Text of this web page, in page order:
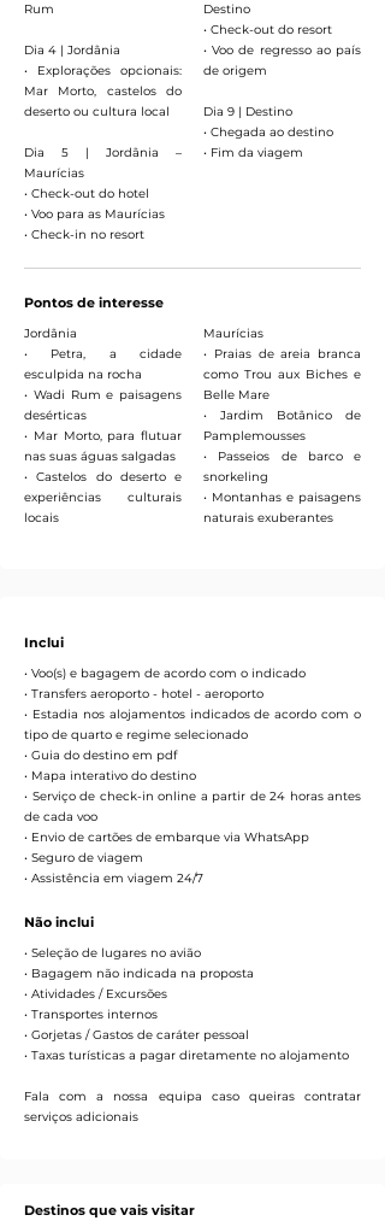
Rum
Dia 4 | Jordânia
• Explorações opcionais:
Mar Morto, castelos do
deserto ou cultura local
Dia 5 | Jordânia –
Maurícias
• Check-out do hotel
• Voo para as Maurícias
• Check-in no resort
Destino
• Check-out do resort
• Voo de regresso ao país
de origem
Dia 9 | Destino
• Chegada ao destino
• Fim da viagem
Pontos de interesse
Jordânia
• Petra, a cidade
esculpida na rocha
• Wadi Rum e paisagens
desérticas
• Mar Morto, para flutuar
nas suas águas salgadas
• Castelos do deserto e
experiências culturais
locais
Maurícias
• Praias de areia branca
como Trou aux Biches e
Belle Mare
• Jardim Botânico de
Pamplemousses
• Passeios de barco e
snorkeling
• Montanhas e paisagens
naturais exuberantes
Inclui
• Voo(s) e bagagem de acordo com o indicado
• Transfers aeroporto - hotel - aeroporto
• Estadia nos alojamentos indicados de acordo com o
tipo de quarto e regime selecionado
• Guia do destino em pdf
• Mapa interativo do destino
• Serviço de check-in online a partir de 24 horas antes
de cada voo
• Envio de cartões de embarque via WhatsApp
• Seguro de viagem
• Assistência em viagem 24/7
Não inclui
• Seleção de lugares no avião
• Bagagem não indicada na proposta
• Atividades / Excursões
• Transportes internos
• Gorjetas / Gastos de caráter pessoal
• Taxas turísticas a pagar diretamente no alojamento
Fala com a nossa equipa caso queiras contratar
serviços adicionais
Destinos que vais visitar